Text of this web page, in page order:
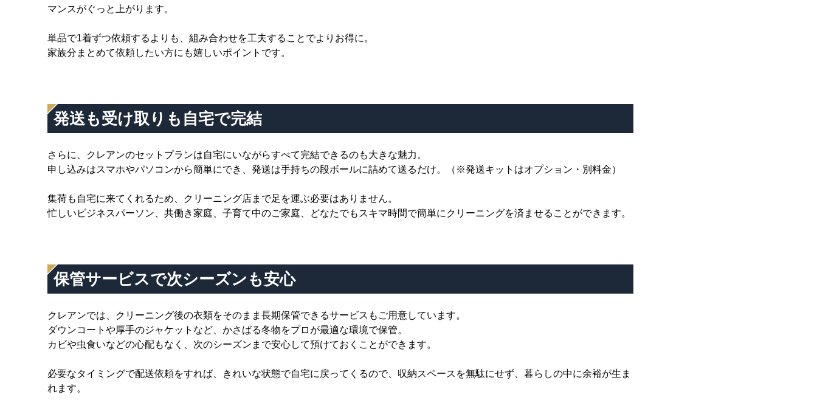
マンスがぐっと上がります。
単品で1着ずつ依頼するよりも、組み合わせを工夫することでよりお得に。
家族分まとめて依頼したい方にも嬉しいポイントです。
発送も受け取りも自宅で完結
さらに、クレアンのセットプランは自宅にいながらすべて完結できるのも大きな魅力。
申し込みはスマホやパソコンから簡単にでき、発送は手持ちの段ボールに詰めて送るだけ。（※発送キットはオプション・別料金）
集荷も自宅に来てくれるため、クリーニング店まで足を運ぶ必要はありません。
忙しいビジネスパーソン、共働き家庭、子育て中のご家庭、どなたでもスキマ時間で簡単にクリーニングを済ませることができます。
保管サービスで次シーズンも安心
クレアンでは、クリーニング後の衣類をそのまま長期保管できるサービスもご用意しています。
ダウンコートや厚手のジャケットなど、かさばる冬物をプロが最適な環境で保管。
カビや虫食いなどの心配もなく、次のシーズンまで安心して預けておくことができます。
必要なタイミングで配送依頼をすれば、きれいな状態で自宅に戻ってくるので、収納スペースを無駄にせず、暮らしの中に余裕が生ま
れます。